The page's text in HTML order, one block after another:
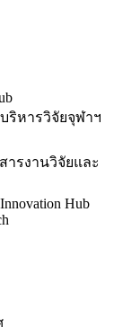
ริหารวิจัยจุฬาฯ
ารงานวิจัยและ
Hub